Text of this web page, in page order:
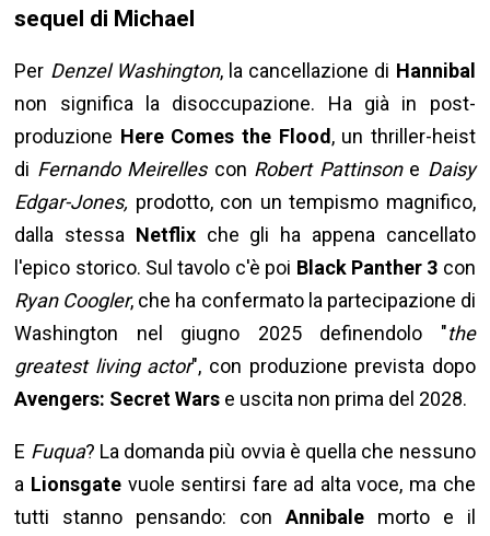
sequel di Michael
Per Denzel Washington, la cancellazione di Hannibal
non significa la disoccupazione. Ha già in post-
produzione Here Comes the Flood, un thriller-heist
di Fernando Meirellescon Robert Pattinson e Daisy
Edgar-Jones, prodotto, con un tempismo magnifico,
dalla stessa Netflixche gli ha appena cancellato
l'epico storico. Sul tavolo c'è poi Black Panther 3 con
Ryan Coogler, che ha confermato la partecipazione di
Washington nel giugno 2025 definendolo "the
greatest living actor", con produzione prevista dopo
Avengers: Secret Wars e uscita non prima del 2028.
E Fuqua? La domanda più ovvia è quella che nessuno
a Lionsgate vuole sentirsi fare ad alta voce, ma che
tutti stanno pensando: con Annibale morto e il